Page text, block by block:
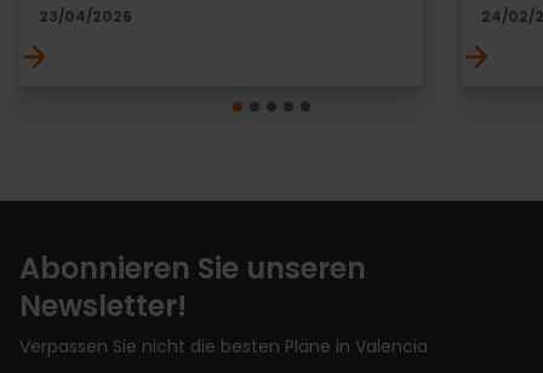
23/04/2026 24/02/
Abonnieren Sie unseren
Newsletter!
Verpassen Sie nicht die besten Pläne in Valencia